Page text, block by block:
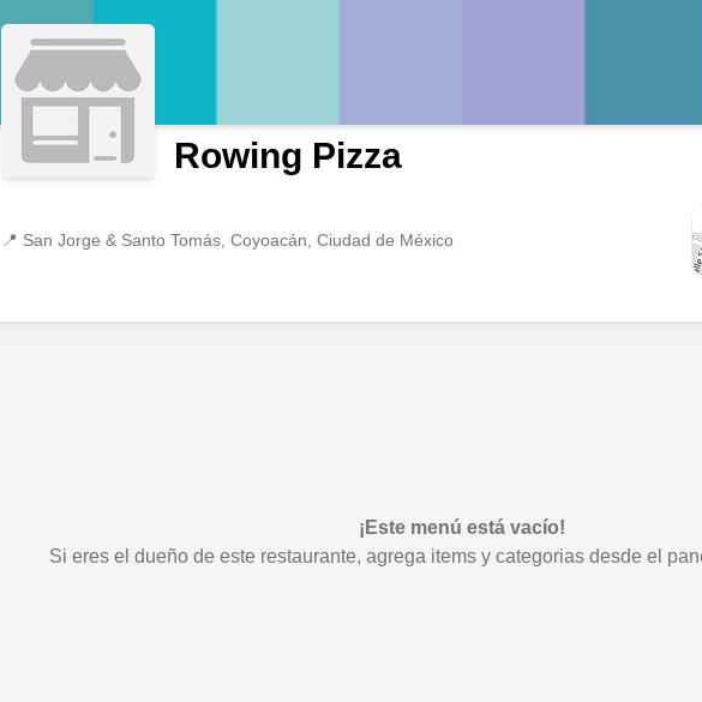
Rowing Pizza
📍 San Jorge & Santo Tomás, Coyoacán, Ciudad de México
¡Este menú está vacío!
Si eres el dueño de este restaurante, agrega items y categorias desde el